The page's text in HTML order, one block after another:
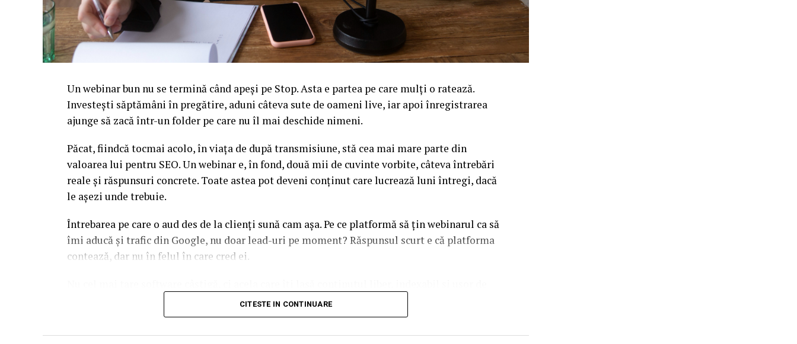
Un webinar bun nu se termină când apeși pe Stop. Asta e partea pe care mulți o ratează.
Investești săptămâni în pregătire, aduni câteva sute de oameni live, iar apoi înregistrarea
ajunge să zacă într-un folder pe care nu îl mai deschide nimeni.
Păcat, fiindcă tocmai acolo, în viața de după transmisiune, stă cea mai mare parte din
valoarea lui pentru SEO. Un webinar e, în fond, două mii de cuvinte vorbite, câteva întrebări
reale și răspunsuri concrete. Toate astea pot deveni conținut care lucrează luni întregi, dacă
le așezi unde trebuie.
Întrebarea pe care o aud des de la clienți sună cam așa. Pe ce platformă să țin webinarul ca să
îmi aducă și trafic din Google, nu doar lead-uri pe moment? Răspunsul scurt e că platforma
contează, dar nu în felul în care cred ei.
reutilizat. Hai să o luăm pe îndelete, fiindcă diferențele dintre opțiuni sunt mai subtile decât
CITESTE IN CONTINUARE